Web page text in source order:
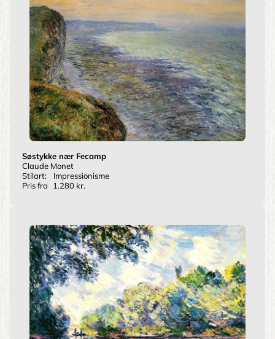
Søstykke nær Fecamp
Claude Monet
Stilart:
Impressionisme
Pris fra
1.280 kr.